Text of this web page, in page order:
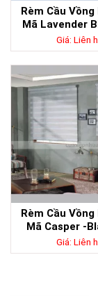
Rèm Cầu Vồng
Mã Lavender
Giá: Liên
Rèm Cầu Vồng
Mã Casper -
Giá: Liên